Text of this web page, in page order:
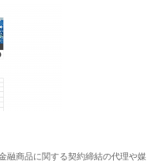
融商品に関する契約締結の代理や媒